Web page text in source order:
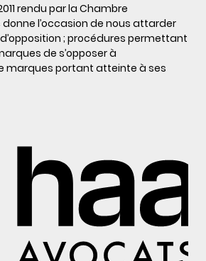
rendu par la Chambre
l’occasion de nous attarder
; procédures permettant
de s’opposer à
marques portant atteinte à ses